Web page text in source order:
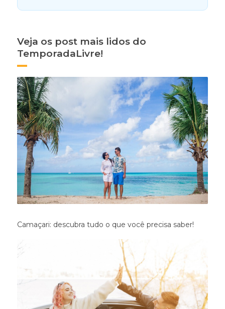
Veja os post mais lidos do
TemporadaLivre!
Camaçari: descubra tudo o que você precisa saber!